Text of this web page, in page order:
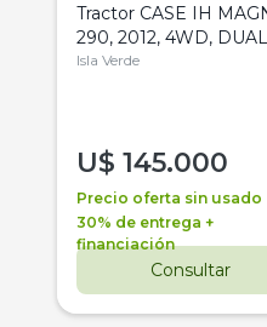
Tractor CASE IH
290, 2012, 4WD, DUAL
Isla Verde
U$ 145.000
Precio oferta sin usado
30% de entrega +
financiación
Consultar